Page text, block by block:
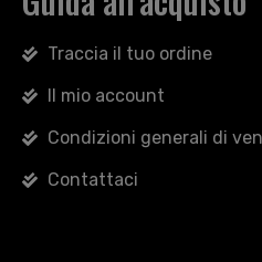
Traccia il tuo ordine
Il mio account
Condizioni generali di
Contattaci